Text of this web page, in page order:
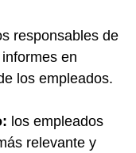
responsables de
en
los empleados.
los empleados
relevante y